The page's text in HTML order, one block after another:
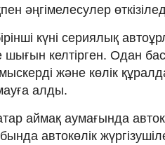
әңгімелесулер
күні сериялық
шығын келтірген. Одан
және көлік
алды.
аймақ аумағында
автокөлік